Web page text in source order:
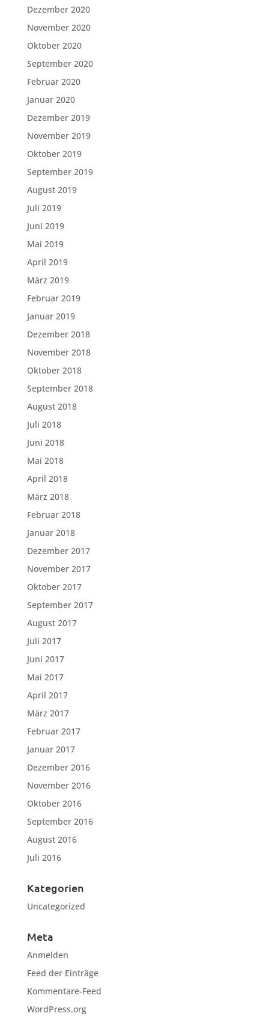
Dezember 2020
November 2020
Oktober 2020
September 2020
Februar 2020
Januar 2020
Dezember 2019
November 2019
Oktober 2019
September 2019
August 2019
Juli 2019
Juni 2019
Mai 2019
April 2019
März 2019
Februar 2019
Januar 2019
Dezember 2018
November 2018
Oktober 2018
September 2018
August 2018
Juli 2018
Juni 2018
Mai 2018
April 2018
März 2018
Februar 2018
Januar 2018
Dezember 2017
November 2017
Oktober 2017
September 2017
August 2017
Juli 2017
Juni 2017
Mai 2017
April 2017
März 2017
Februar 2017
Januar 2017
Dezember 2016
November 2016
Oktober 2016
September 2016
August 2016
Juli 2016
Kategorien
Uncategorized
Meta
Anmelden
Feed der Einträge
Kommentare-Feed
WordPress.org